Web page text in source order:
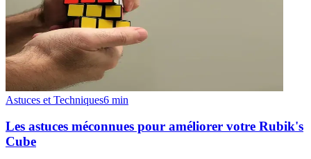
Astuces et Techniques6 min
Les astuces méconnues pour améliorer votre Rubik's
Cube